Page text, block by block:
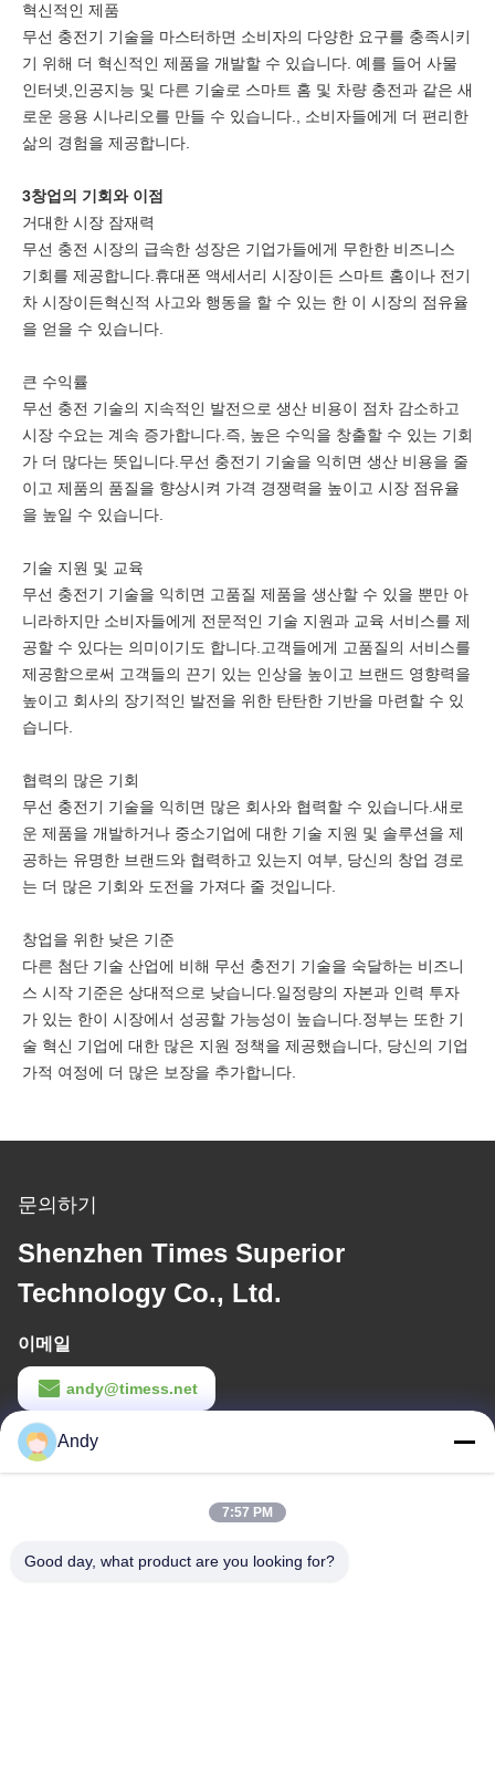
혁신적인 제품
무선 충전기 기술을 마스터하면 소비자의 다양한 요구를 충족시키
기 위해 더 혁신적인 제품을 개발할 수 있습니다. 예를 들어 사물
인터넷,인공지능 및 다른 기술로 스마트 홈 및 차량 충전과 같은 새
로운 응용 시나리오를 만들 수 있습니다., 소비자들에게 더 편리한
삶의 경험을 제공합니다.
3창업의 기회와 이점
거대한 시장 잠재력
무선 충전 시장의 급속한 성장은 기업가들에게 무한한 비즈니스
기회를 제공합니다.휴대폰 액세서리 시장이든 스마트 홈이나 전기
차 시장이든혁신적 사고와 행동을 할 수 있는 한 이 시장의 점유율
을 얻을 수 있습니다.
큰 수익률
무선 충전 기술의 지속적인 발전으로 생산 비용이 점차 감소하고
시장 수요는 계속 증가합니다.즉, 높은 수익을 창출할 수 있는 기회
가 더 많다는 뜻입니다.무선 충전기 기술을 익히면 생산 비용을 줄
이고 제품의 품질을 향상시켜 가격 경쟁력을 높이고 시장 점유율
을 높일 수 있습니다.
기술 지원 및 교육
무선 충전기 기술을 익히면 고품질 제품을 생산할 수 있을 뿐만 아
니라하지만 소비자들에게 전문적인 기술 지원과 교육 서비스를 제
공할 수 있다는 의미이기도 합니다.고객들에게 고품질의 서비스를
제공함으로써 고객들의 끈기 있는 인상을 높이고 브랜드 영향력을
높이고 회사의 장기적인 발전을 위한 탄탄한 기반을 마련할 수 있
습니다.
협력의 많은 기회
무선 충전기 기술을 익히면 많은 회사와 협력할 수 있습니다.새로
운 제품을 개발하거나 중소기업에 대한 기술 지원 및 솔루션을 제
공하는 유명한 브랜드와 협력하고 있는지 여부, 당신의 창업 경로
는 더 많은 기회와 도전을 가져다 줄 것입니다.
창업을 위한 낮은 기준
다른 첨단 기술 산업에 비해 무선 충전기 기술을 숙달하는 비즈니
스 시작 기준은 상대적으로 낮습니다.일정량의 자본과 인력 투자
가 있는 한이 시장에서 성공할 가능성이 높습니다.정부는 또한 기
술 혁신 기업에 대한 많은 지원 정책을 제공했습니다, 당신의 기업
가적 여정에 더 많은 보장을 추가합니다.
문의하기
Shenzhen Times Superior
Technology Co., Ltd.
이메일
andy@timess.net
작업 시간
9:00-18:00
회사 주소
Andy
7:57 PM
Good day, what product are you looking for?